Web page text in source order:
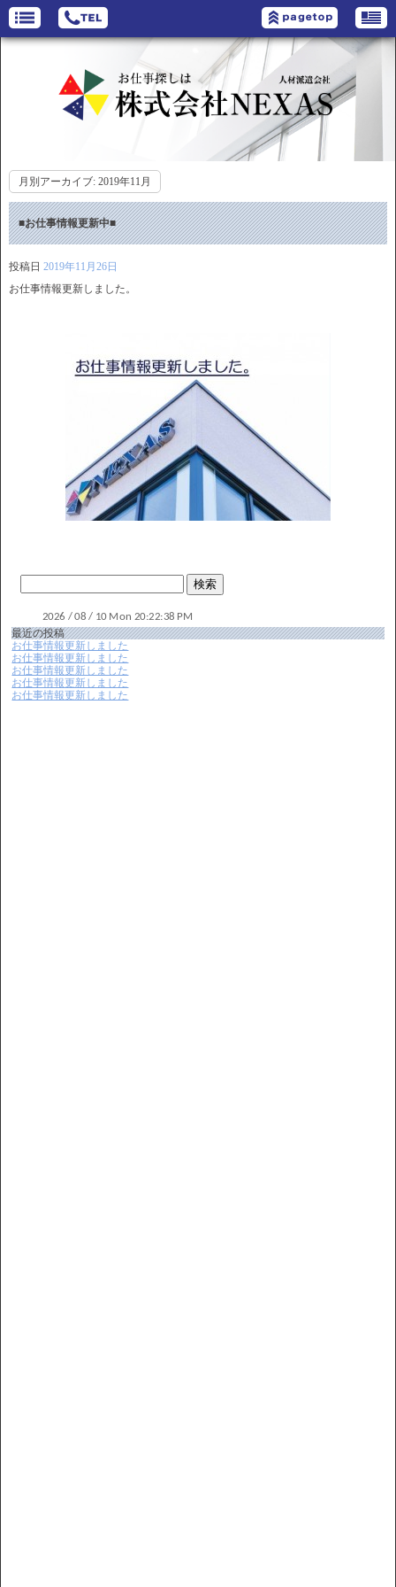
月別アーカイブ: 2019年11月
■お仕事情報更新中■
投稿日 2019年11月26日
お仕事情報更新しました。
最近の投稿
お仕事情報更新しました
お仕事情報更新しました
お仕事情報更新しました
お仕事情報更新しました
お仕事情報更新しました